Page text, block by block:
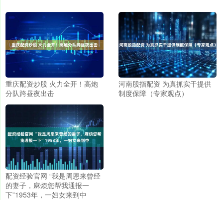
重庆配资炒股 火力全开！高炮
分队跨昼夜出击
河南股指配资 为真抓实干提供
制度保障（专家观点）
配资经验官网 “我是周恩来曾经
的妻子，麻烦您帮我通报一
下”1953年，一妇女来到中